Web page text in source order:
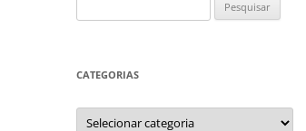
por:
CATEGORIAS
Categorias